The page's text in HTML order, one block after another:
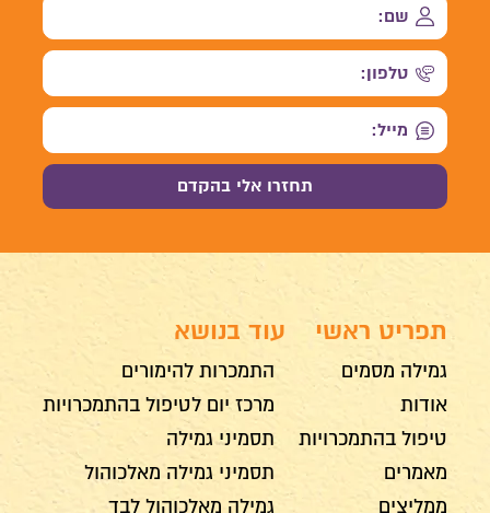
תפריט ראשי
גמילה מסמים
אודות
טיפול בהתמכרויות
מאמרים
ממליצים
עוד בנושא
התמכרות להימורים
מרכז יום לטיפול בהתמכרויות
תסמיני גמילה
תסמיני גמילה מאלכוהול
גמילה מאלכוהול לבד